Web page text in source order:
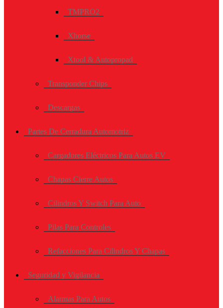
TMPRO2
Xhorse
Xtool & Autopropad
Transponder Chips
Descargas
Partes De Cerradura Automotriz
Cargadores Eléctricos Para Autos EV
Chapas Cierre Autos
Cilindros Y Switch Para Auto
Pilas Para Controles
Refacciones Para Cilindros Y Chapas
Seguridad y Vigilancia
Alarmas Para Autos